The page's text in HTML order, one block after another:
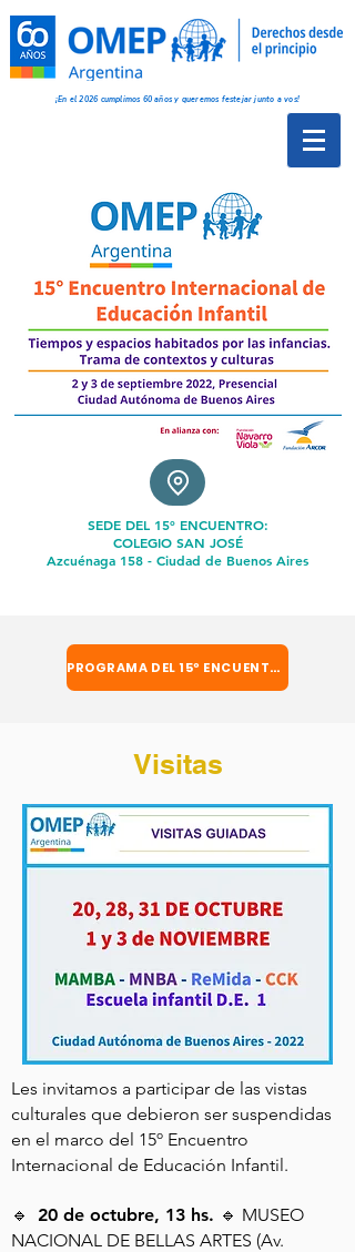
¡En el 2026 cumplimos 60 años y queremos festejar junto a vos!
SEDE DEL 15º ENCUENTRO:
COLEGIO SAN JOSÉ
Azcuénaga 158 - Ciudad de Buenos Aires
PROGRAMA DEL 15º ENCUENTRO
Visitas
Les invitamos a participar de las vistas
culturales que debieron ser suspendidas
en el marco del 15º Encuentro
Internacional de Educación Infantil.
🔹 20 de octubre, 13 hs. 🔹 MUSEO
NACIONAL DE BELLAS ARTES (Av.